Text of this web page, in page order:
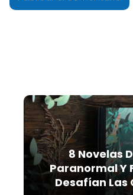
8 Novelas
Paranormal Y
Desafían Las